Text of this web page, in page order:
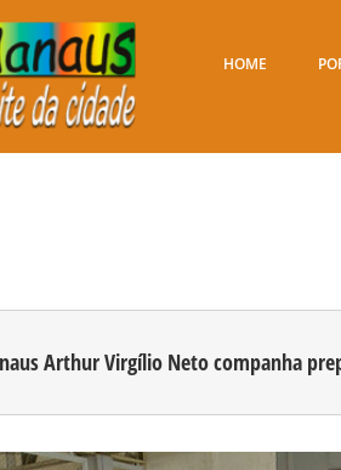
HOME
Arthur Virgílio Neto companha